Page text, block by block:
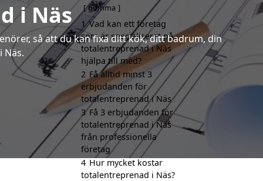
i Näs
så att du kan fixa ditt kök, ditt badrum, din
Näs.
gömma
1 Vad kan ett företag
som är specialiserat på
totalentreprenad i Näs
hjälpa till med?
2 Få alltid minst 3
erbjudanden för
totalentreprenad i Näs
3 Få 3 erbjudanden för
totalentreprenad i Näs
från professionella
företag
4 Hur mycket kostar
totalentreprenad i Näs?